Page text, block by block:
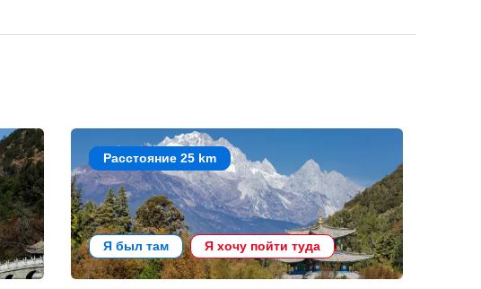
Расстояние 25 km
Я был там Я хочу пойти туда